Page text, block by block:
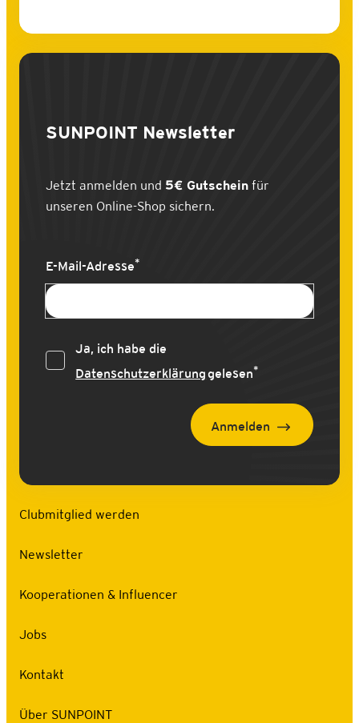
SUNPOINT Newsletter
Jetzt anmelden und 5€ Gutschein für
unseren Online-Shop sichern.
E-Mail-Adresse*
Ja, ich habe die
Datenschutzerklärunggelesen*
Anmelden
Clubmitglied werden
Newsletter
Kooperationen & Influencer
Jobs
Kontakt
Über SUNPOINT